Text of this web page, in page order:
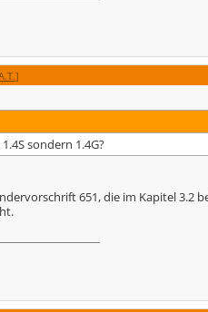
]
sondern 1.4G?
651, die im Kapitel 3.2